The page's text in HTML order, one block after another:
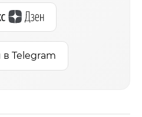
Telegram